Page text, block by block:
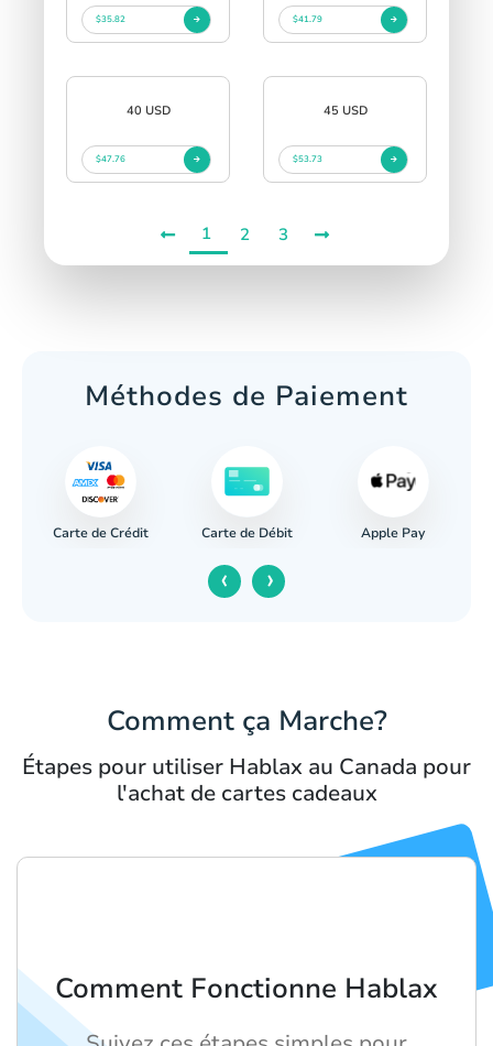
$35.82 $41.79
40 USD
$47.76
45 USD
$53.73
1 2 3
Méthodes de Paiement
Carte de Crédit Carte de Débit Apple Pay
‹ ›
Comment ça Marche?
Étapes pour utiliser Hablax au Canada pour
l'achat de cartes cadeaux
Comment Fonctionne Hablax